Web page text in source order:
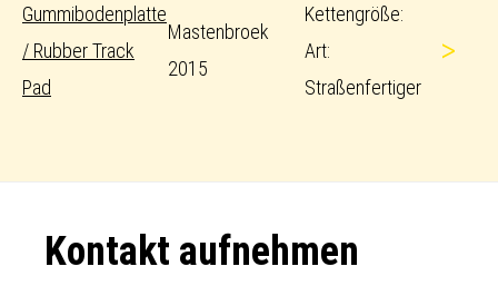
Gummibodenplatte
/ Rubber Track
Pad
Mastenbroek
2015
Kettengröße:
Art:
Straßenfertiger
>
Footer
Kontakt aufnehmen